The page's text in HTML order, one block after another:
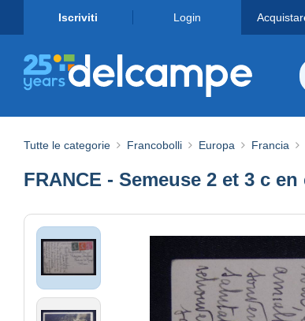
Iscriviti Login
Tutte le categorie Francobolli Europa Francia
FRANCE - Semeuse 2 et 3 c